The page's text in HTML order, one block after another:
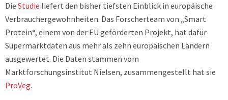
Die Studie liefert den bisher tiefsten Einblick in europäische
Verbrauchergewohnheiten. Das Forscherteam von „Smart
Protein“, einem von der EU geförderten Projekt, hat dafür
Supermarktdaten aus mehr als zehn europäischen Ländern
ausgewertet. Die Daten stammen vom
Marktforschungsinstitut Nielsen, zusammengestellt hat sie
ProVeg.